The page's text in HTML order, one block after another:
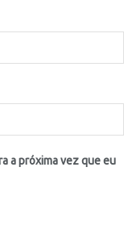
a próxima vez que eu